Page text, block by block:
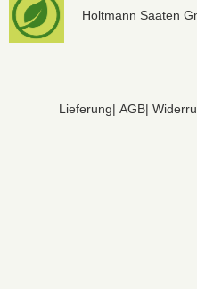
Holtmann Saaten
Lieferung| AGB|